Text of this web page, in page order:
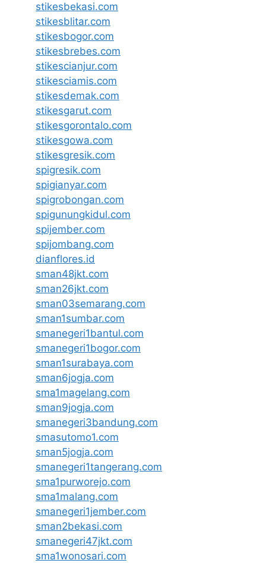
stikesbekasi.com
stikesblitar.com
stikesbogor.com
stikesbrebes.com
stikescianjur.com
stikesciamis.com
stikesdemak.com
stikesgarut.com
stikesgorontalo.com
stikesgowa.com
stikesgresik.com
spigresik.com
spigianyar.com
spigrobongan.com
spigunungkidul.com
spijember.com
spijombang.com
dianflores.id
sman48jkt.com
sman26jkt.com
sman03semarang.com
sman1sumbar.com
smanegeri1bantul.com
smanegeri1bogor.com
sman1surabaya.com
sman6jogja.com
sma1magelang.com
sman9jogja.com
smanegeri3bandung.com
smasutomo1.com
sman5jogja.com
smanegeri1tangerang.com
sma1purworejo.com
sma1malang.com
smanegeri1jember.com
sman2bekasi.com
smanegeri47jkt.com
sma1wonosari.com